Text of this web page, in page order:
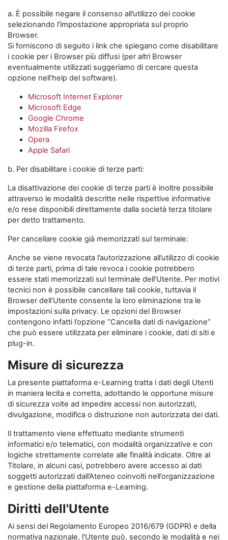
a. È possibile negare il consenso all’utilizzo dei cookie
selezionando l'impostazione appropriata sul proprio
Browser.
Si forniscono di seguito i link che spiegano come disabilitare
i cookie per i Browser più diffusi (per altri Browser
eventualmente utilizzati suggeriamo di cercare questa
opzione nell’help del software).
Microsoft Internet Explorer
Microsoft Edge
Google Chrome
Mozilla Firefox
Opera
Apple Safari
b. Per disabilitare i cookie di terze parti:
La disattivazione dei cookie di terze parti è inoltre possibile
attraverso le modalità descritte nelle rispettive informative
e/o rese disponibili direttamente dalla società terza titolare
per detto trattamento.
Per cancellare cookie già memorizzati sul terminale:
Anche se viene revocata l’autorizzazione all’utilizzo di cookie
di terze parti, prima di tale revoca i cookie potrebbero
essere stati memorizzati sul terminale dell’Utente. Per motivi
tecnici non è possibile cancellare tali cookie, tuttavia il
Browser dell’Utente consente la loro eliminazione tra le
impostazioni sulla privacy. Le opzioni del Browser
contengono infatti l’opzione “Cancella dati di navigazione”
che può essere utilizzata per eliminare i cookie, dati di siti e
plug-in.
Misure di sicurezza
La presente piattaforma e-Learning tratta i dati degli Utenti
in maniera lecita e corretta, adottando le opportune misure
di sicurezza volte ad impedire accessi non autorizzati,
divulgazione, modifica o distruzione non autorizzata dei dati.
Il trattamento viene effettuato mediante strumenti
informatici e/o telematici, con modalità organizzative e con
logiche strettamente correlate alle finalità indicate. Oltre al
Titolare, in alcuni casi, potrebbero avere accesso ai dati
soggetti autorizzati dall’Ateneo coinvolti nell’organizzazione
e gestione della piattaforma e-Learning.
Diritti dell'Utente
Ai sensi del Regolamento Europeo 2016/679 (GDPR) e della
normativa nazionale, l'Utente può, secondo le modalità e nei